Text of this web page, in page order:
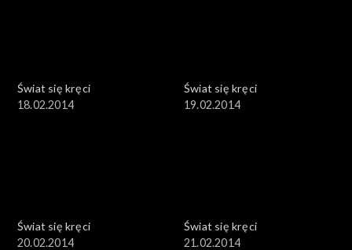
Świat się kręci
18.02.2014
Świat się kręci
19.02.2014
Świat się kręci
20.02.2014
Świat się kręci
21.02.2014